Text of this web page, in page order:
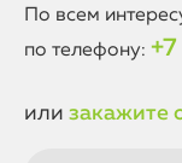
По всем
по телефону:
или закажите